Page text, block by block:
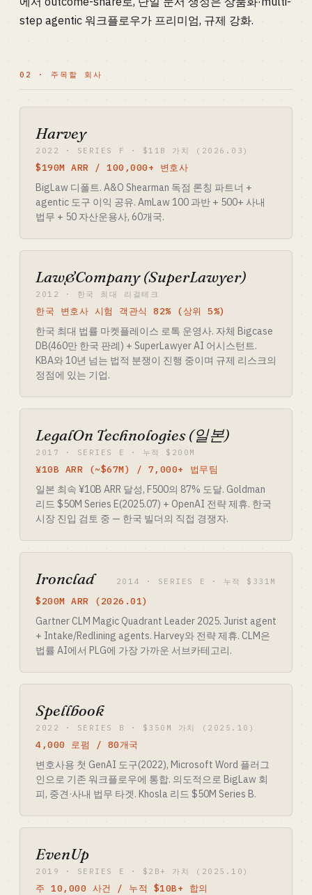
step agentic 워크플로우가 프리미엄, 규제 강화.
02 · 주목할 회사
Harvey
2022 · SERIES F · $11B 가치 (2026.03)
$190M ARR / 100,000+ 변호사
BigLaw 디폴트. A&O Shearman 독점 론칭 파트너 +
agentic 도구 이익 공유. AmLaw 100 과반 + 500+ 사내
법무 + 50 자산운용사, 60개국.
Law&Company (SuperLawyer)
2012 · 한국 최대 리걸테크
한국 변호사 시험 객관식 82% (상위 5%)
한국 최대 법률 마켓플레이스 로톡 운영사. 자체 Bigcase
DB(460만 한국 판례) + SuperLawyer AI 어시스턴트.
KBA와 10년 넘는 법적 분쟁이 진행 중이며 규제 리스크의
정점에 있는 기업.
LegalOn Technologies (일본)
2017 · SERIES E · 누적 $200M
¥10B ARR (~$67M) / 7,000+ 법무팀
일본 최속 ¥10B ARR 달성, F500의 87% 도달. Goldman
리드 $50M Series E(2025.07) + OpenAI 전략 제휴. 한국
시장 진입 검토 중 — 한국 빌더의 직접 경쟁자.
Ironclad 2014 · SERIES E · 누적 $331M
$200M ARR (2026.01)
Gartner CLM Magic Quadrant Leader 2025. Jurist agent
+ Intake/Redlining agents. Harvey와 전략 제휴. CLM은
법률 AI에서 PLG에 가장 가까운 서브카테고리.
Spellbook
2022 · SERIES B · $350M 가치 (2025.10)
4,000 로펌 / 80개국
변호사용 첫 GenAI 도구(2022), Microsoft Word 플러그
인으로 기존 워크플로우에 통합. 의도적으로 BigLaw 회
피, 중견·사내 법무 타겟. Khosla 리드 $50M Series B.
EvenUp
2019 · SERIES E · $2B+ 가치 (2025.10)
주 10,000 사건 / 누적 $10B+ 합의